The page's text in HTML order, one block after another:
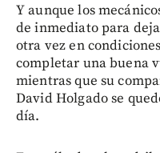
Y aunque los
de inmediato para
otra vez en
completar una buena
mientras que su
David Holgado se
día.